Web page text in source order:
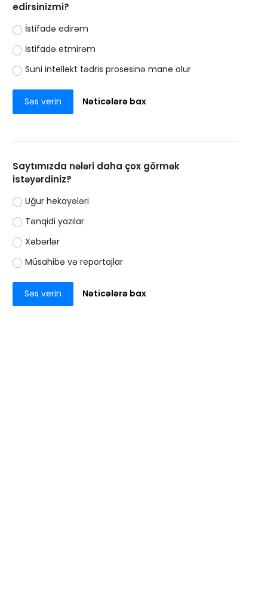
edirsinizmi?
İstifadə edirəm
İstifadə etmirəm
Süni intellekt tədris prosesinə mane olur
Səs verin Nəticələrə bax
Saytımızda nələri daha çox görmək
istəyərdiniz?
Uğur hekayələri
Tənqidi yazılar
Xəbərlər
Müsahibə və reportajlar
Səs verin Nəticələrə bax